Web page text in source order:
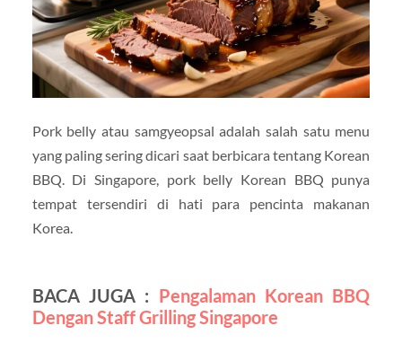
Pork belly atau samgyeopsal adalah salah satu menu
yang paling sering dicari saat berbicara tentang Korean
BBQ. Di Singapore, pork belly Korean BBQ punya
tempat tersendiri di hati para pencinta makanan
Korea.
BACA JUGA : Pengalaman Korean BBQ
Dengan Staff Grilling Singapore